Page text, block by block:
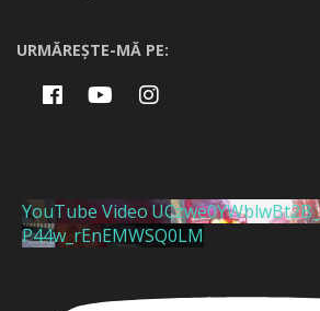
URMĂREȘTE-MĂ PE:
YouTube Video
P44w_rEnEMWSQ0LM